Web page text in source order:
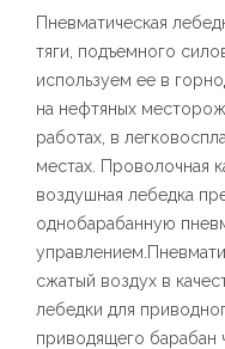
Пневматическая
тяги, подъемного
используем ее в
на нефтяных
работах, в
местах. Проволочная
воздушная лебедка
однобарабанную
сжатый воздух в
лебедки для
приводящего барабан